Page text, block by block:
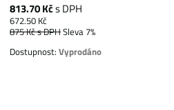
813.70 Kčs DPH
672.50 Kč
875 Kčs DPHSleva 7%
Dostupnost:Vyprodáno